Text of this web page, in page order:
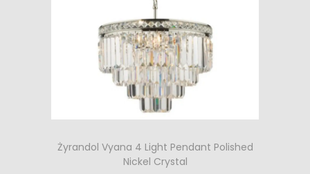
Żyrandol Vyana 4 Light Pendant Polished
Nickel Crystal